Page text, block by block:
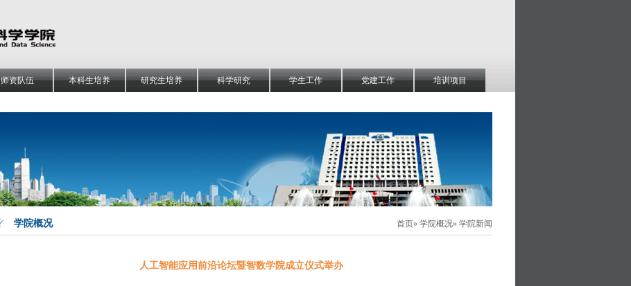
师资队伍 本科生培养 研究生培养 科学研究 学生工作 党建工作 培训项目
学院概况 首页» 学院概况» 学院新闻
人工智能应用前沿论坛暨智数学院成立仪式举办